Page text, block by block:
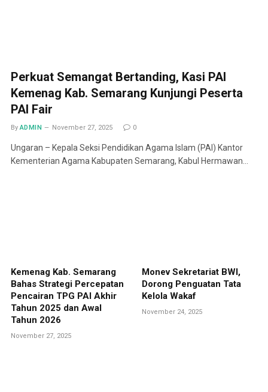
Perkuat Semangat Bertanding, Kasi PAI
Kemenag Kab. Semarang Kunjungi Peserta
PAI Fair
By ADMIN November 27, 2025 0
Ungaran – Kepala Seksi Pendidikan Agama Islam (PAI) Kantor
Kementerian Agama Kabupaten Semarang, Kabul Hermawan…
Kemenag Kab. Semarang
Bahas Strategi Percepatan
Pencairan TPG PAI Akhir
Tahun 2025 dan Awal
Tahun 2026
November 27, 2025
Monev Sekretariat BWI,
Dorong Penguatan Tata
Kelola Wakaf
November 24, 2025